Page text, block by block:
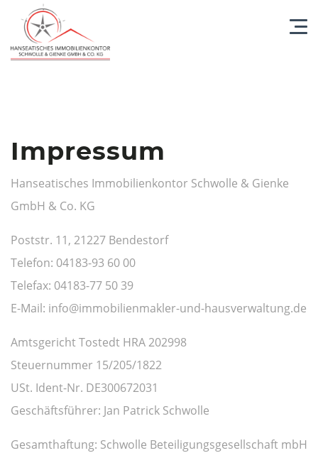
Impressum
Hanseatisches Immobilienkontor Schwolle & Gienke
GmbH & Co. KG
Poststr. 11, 21227 Bendestorf
Telefon: 04183-93 60 00
Telefax: 04183-77 50 39
E-Mail: info@immobilienmakler-und-hausverwaltung.de
Amtsgericht Tostedt HRA 202998
Steuernummer 15/205/1822
USt. Ident-Nr. DE300672031
Geschäftsführer: Jan Patrick Schwolle
Gesamthaftung: Schwolle Beteiligungsgesellschaft mbH